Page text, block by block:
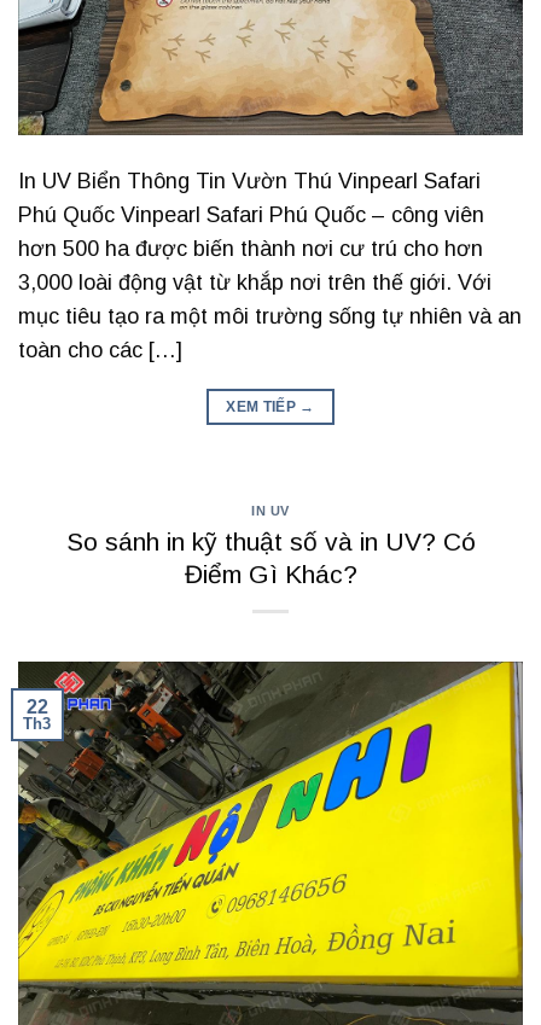
In UV Biển Thông Tin Vườn Thú Vinpearl Safari
Phú Quốc Vinpearl Safari Phú Quốc – công viên
hơn 500 ha được biến thành nơi cư trú cho hơn
3,000 loài động vật từ khắp nơi trên thế giới. Với
mục tiêu tạo ra một môi trường sống tự nhiên và an
toàn cho các […]
XEM TIẾP →
IN UV
So sánh in kỹ thuật số và in UV? Có
Điểm Gì Khác?
22
Th3